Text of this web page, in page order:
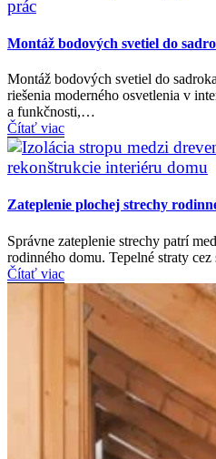
Montáž bodových svetiel do
Montáž bodových svetiel do
riešenia moderného osvetlenia v
a funkčnosti,…
Čítať viac
Zateplenie plochej strechy
Správne zateplenie strechy patrí
rodinného domu. Tepelné straty
Čítať viac